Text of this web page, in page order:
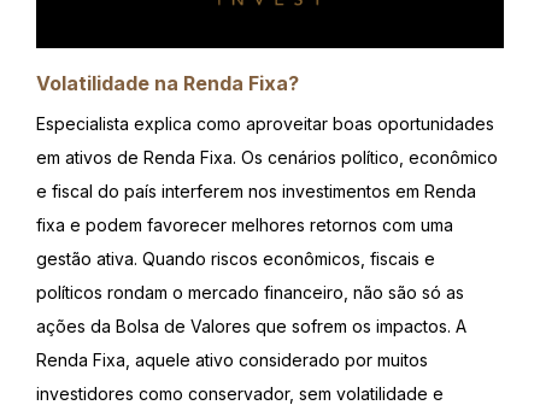
Volatilidade na Renda Fixa?
Especialista explica como aproveitar boas oportunidades
em ativos de Renda Fixa. Os cenários político, econômico
e fiscal do país interferem nos investimentos em Renda
fixa e podem favorecer melhores retornos com uma
gestão ativa. Quando riscos econômicos, fiscais e
políticos rondam o mercado financeiro, não são só as
ações da Bolsa de Valores que sofrem os impactos. A
Renda Fixa, aquele ativo considerado por muitos
investidores como conservador, sem volatilidade e